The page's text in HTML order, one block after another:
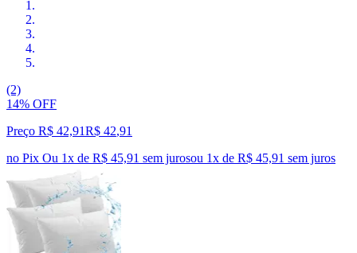
(2)
14% OFF
Preço R$ 42,91R$ 42,91
no Pix Ou 1x de R$ 45,91 sem jurosou 1x de R$ 45,91 sem juros